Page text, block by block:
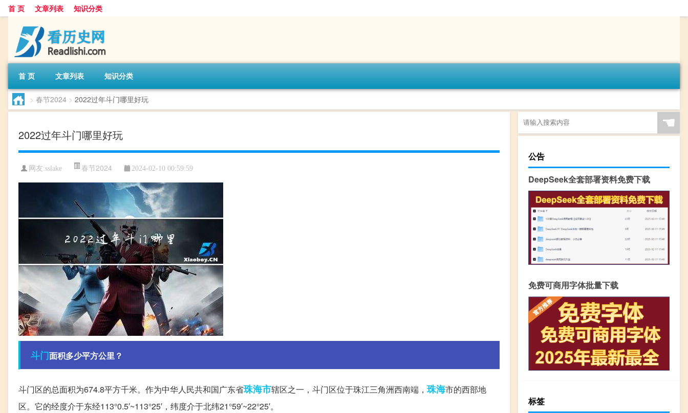
首 页 文章列表 知识分类
首 页 文章列表 知识分类
> 春节2024 > 2022过年斗门哪里好玩
2022过年斗门哪里好玩
网友:sslake 春节2024 2024-02-10 00:59:59
斗门面积多少平方公里？
斗门区的总面积为674.8平方千米。作为中华人民共和国广东省珠海市辖区之一，斗门区位于珠江三角洲西南端， 珠海市的西部地
区。它的经度介于东经113°0.5′~113°25′，纬度介于北纬21°59′~22°25′。
☚
公告
DeepSeek全套部署资料免费下载
免费可商用字体批量下载
标签